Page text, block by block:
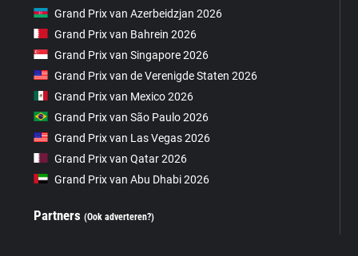
Grand Prix van Azerbeidzjan 2026
Grand Prix van Bahrein 2026
Grand Prix van Singapore 2026
Grand Prix van de Verenigde Staten 2026
Grand Prix van Mexico 2026
Grand Prix van São Paulo 2026
Grand Prix van Las Vegas 2026
Grand Prix van Qatar 2026
Grand Prix van Abu Dhabi 2026
Partners(Ook adverteren?)